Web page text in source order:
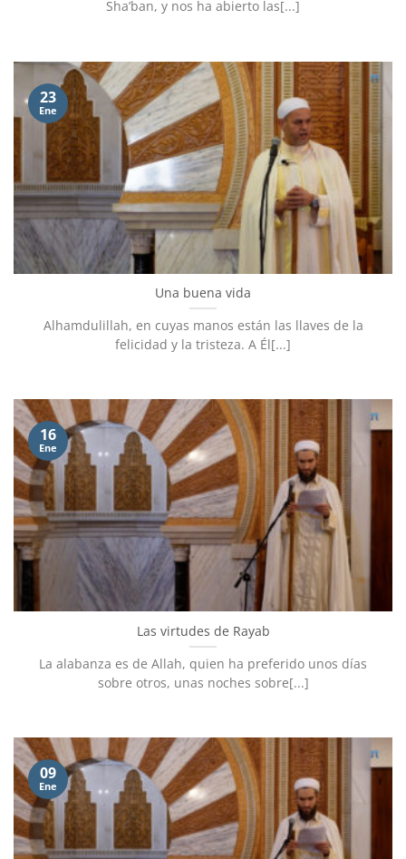
Sha’ban, y nos ha abierto las[...]
Una buena vida
Alhamdulillah, en cuyas manos están las llaves de la
felicidad y la tristeza. A Él[...]
23
Ene
Las virtudes de Rayab
La alabanza es de Allah, quien ha preferido unos días
sobre otros, unas noches sobre[...]
16
Ene
09
Ene